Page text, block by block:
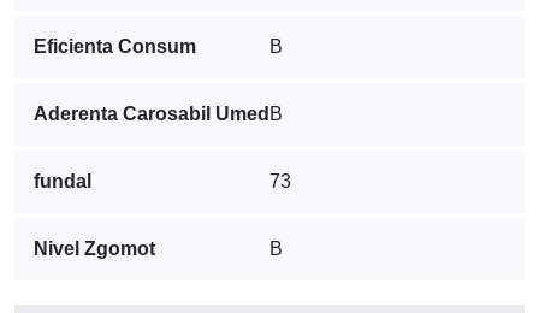
Eficienta Consum B
Aderenta Carosabil Umed B
fundal 73
Nivel Zgomot B